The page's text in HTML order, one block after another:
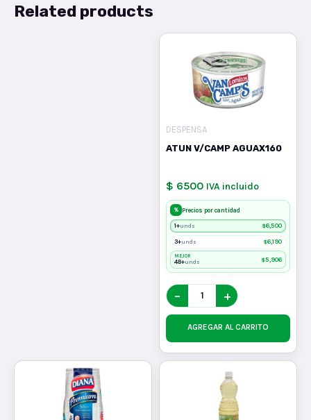
Related products
DESPENSA
ATUN V/CAMP AGUAX160
$ 6500 IVA incluido
% Precios por cantidad
1+unds $6,500
3+unds $6,190
MEJOR
48+unds $5,906
− +
AGREGAR AL CARRITO